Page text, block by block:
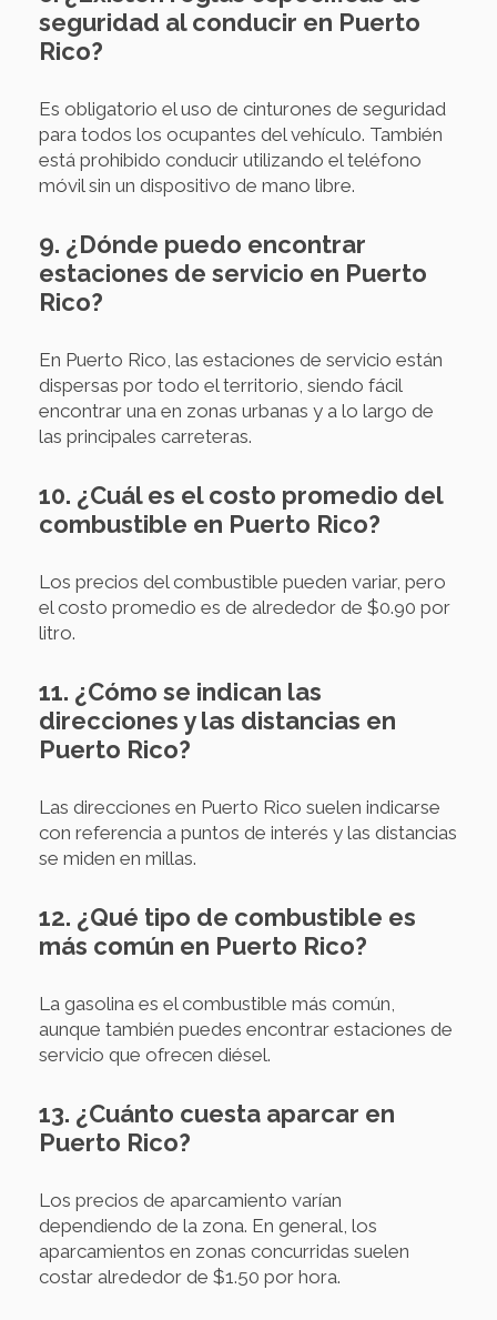
seguridad al conducir en Puerto
Rico?
Es obligatorio el uso de cinturones de seguridad
para todos los ocupantes del vehículo. También
está prohibido conducir utilizando el teléfono
móvil sin un dispositivo de mano libre.
9. ¿Dónde puedo encontrar
estaciones de servicio en Puerto
Rico?
En Puerto Rico, las estaciones de servicio están
dispersas por todo el territorio, siendo fácil
encontrar una en zonas urbanas y a lo largo de
las principales carreteras.
10. ¿Cuál es el costo promedio del
combustible en Puerto Rico?
Los precios del combustible pueden variar, pero
el costo promedio es de alrededor de $0.90 por
litro.
11. ¿Cómo se indican las
direcciones y las distancias en
Puerto Rico?
Las direcciones en Puerto Rico suelen indicarse
con referencia a puntos de interés y las distancias
se miden en millas.
12. ¿Qué tipo de combustible es
más común en Puerto Rico?
La gasolina es el combustible más común,
aunque también puedes encontrar estaciones de
servicio que ofrecen diésel.
13. ¿Cuánto cuesta aparcar en
Puerto Rico?
Los precios de aparcamiento varían
dependiendo de la zona. En general, los
aparcamientos en zonas concurridas suelen
costar alrededor de $1.50 por hora.